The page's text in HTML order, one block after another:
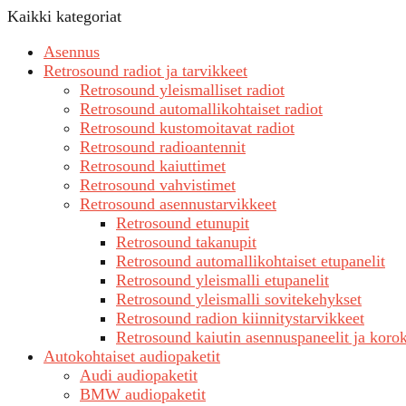
Kaikki kategoriat
Asennus
Retrosound radiot ja tarvikkeet
Retrosound yleismalliset radiot
Retrosound automallikohtaiset radiot
Retrosound kustomoitavat radiot
Retrosound radioantennit
Retrosound kaiuttimet
Retrosound vahvistimet
Retrosound asennustarvikkeet
Retrosound etunupit
Retrosound takanupit
Retrosound automallikohtaiset etupanelit
Retrosound yleismalli etupanelit
Retrosound yleismalli sovitekehykset
Retrosound radion kiinnitystarvikkeet
Retrosound kaiutin asennuspaneelit ja
Autokohtaiset audiopaketit
Audi audiopaketit
BMW audiopaketit